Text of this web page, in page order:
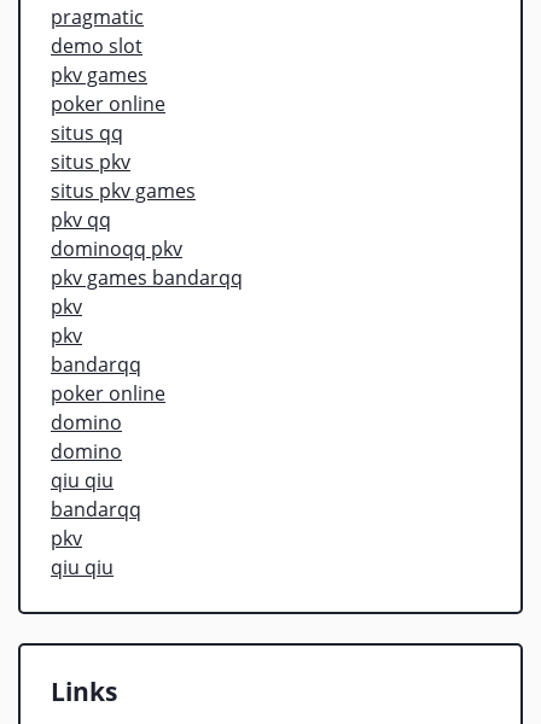
pragmatic
demo slot
pkv games
poker online
situs qq
situs pkv
situs pkv games
pkv qq
dominoqq pkv
pkv games bandarqq
pkv
pkv
bandarqq
poker online
domino
domino
qiu qiu
bandarqq
pkv
qiu qiu
Links